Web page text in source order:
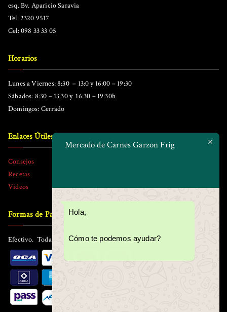
esq. Bv. Aparicio Saravia
Tel: 2320 9517
Cel: 098 33 33 05
Horarios
Lunes a Viernes: 8:30 – 13:0 y 16:00 – 19:30
Sábados: 8:30 – 13:30 y 16:30 – 19:30h
Domingos: Cerrado
Enlaces Útiles
Consejos
Recetas
Videos
Formas de Pago
Efectivo. Todas las tarjetas. Todos los tickets.
Mercado de Carnes Garzon Frig
Hola,
Cómo te podemos ayudar?